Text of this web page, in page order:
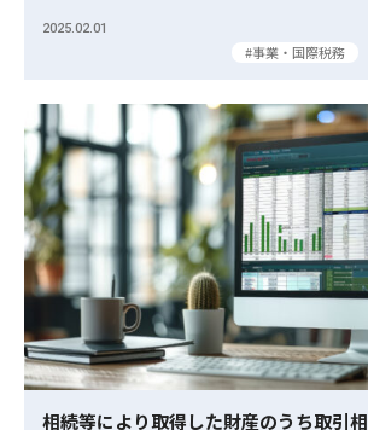
2025.02.01
事業・国際税務
相続等により取得した財産のうち取引